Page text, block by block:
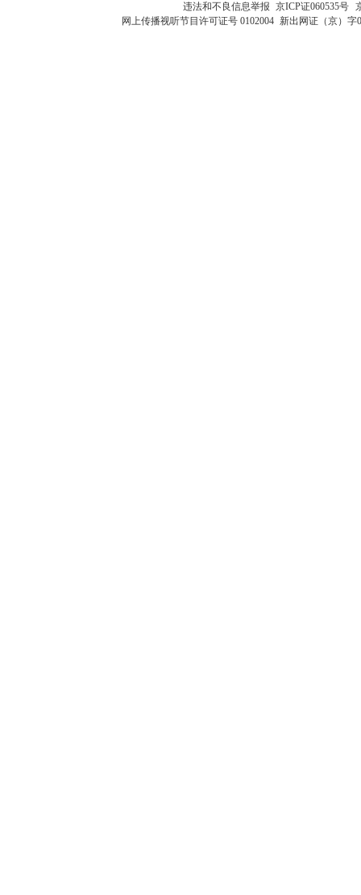
违法和不良信息举报 京ICP证060535号
网上传播视听节目许可证号 0102004 新出网证（京）